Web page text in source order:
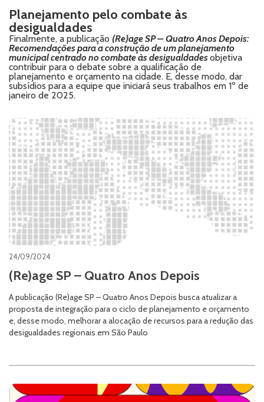
Planejamento pelo combate às
desigualdades
Finalmente, a publicação (Re)age SP – Quatro Anos Depois:
Recomendações para a construção de um planejamento
municipal centrado no combate às desigualdadesobjetiva
contribuir para o debate sobre a qualificação de
planejamento e orçamento na cidade. E, desse modo, dar
subsídios para a equipe que iniciará seus trabalhos em 1º de
janeiro de 2025.
24/09/2024
(Re)age SP – Quatro Anos Depois
A publicação (Re)age SP – Quatro Anos Depois busca atualizar a
proposta de integração para o ciclo de planejamento e orçamento
e, desse modo, melhorar a alocação de recursos para a redução das
desigualdades regionais em São Paulo